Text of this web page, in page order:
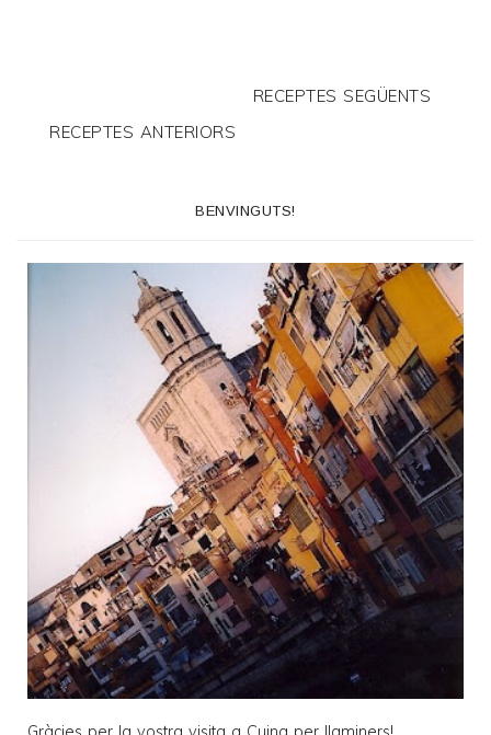
RECEPTES SEGÜENTS
RECEPTES ANTERIORS
BENVINGUTS!